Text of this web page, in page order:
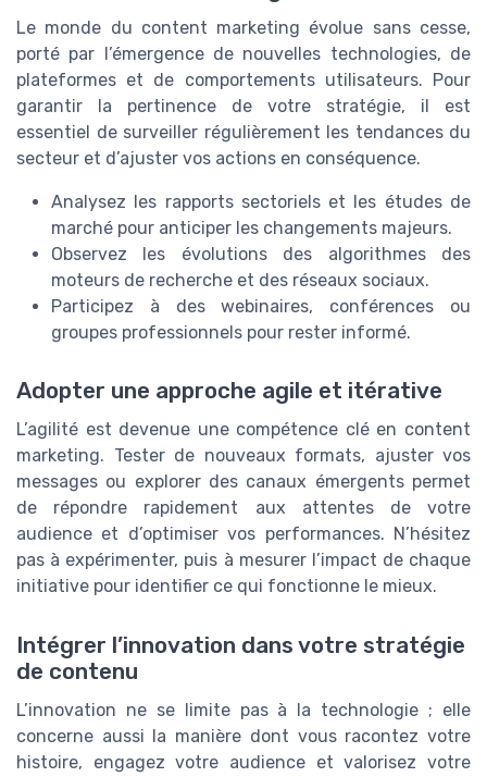
Le monde du content marketing évolue sans cesse,
porté par l’émergence de nouvelles technologies, de
plateformes et de comportements utilisateurs. Pour
garantir la pertinence de votre stratégie, il est
essentiel de surveiller régulièrement les tendances du
secteur et d’ajuster vos actions en conséquence.
Analysez les rapports sectoriels et les études de
marché pour anticiper les changements majeurs.
Observez les évolutions des algorithmes des
moteurs de recherche et des réseaux sociaux.
Participez à des webinaires, conférences ou
groupes professionnels pour rester informé.
Adopter une approche agile et itérative
L’agilité est devenue une compétence clé en content
marketing. Tester de nouveaux formats, ajuster vos
messages ou explorer des canaux émergents permet
de répondre rapidement aux attentes de votre
audience et d’optimiser vos performances. N’hésitez
pas à expérimenter, puis à mesurer l’impact de chaque
initiative pour identifier ce qui fonctionne le mieux.
Intégrer l’innovation dans votre stratégie
de contenu
L’innovation ne se limite pas à la technologie ; elle
concerne aussi la manière dont vous racontez votre
histoire, engagez votre audience et valorisez votre